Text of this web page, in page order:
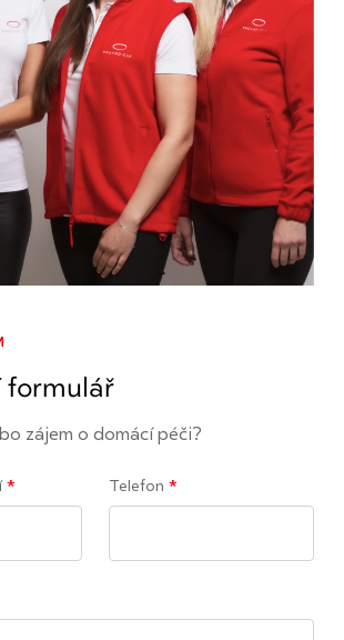
zájem o domácí péči?
* Telefon *